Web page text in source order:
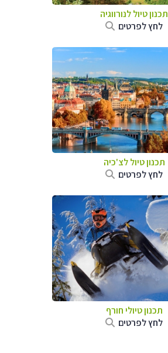
תכנון טיול לנורווגיה
לחץ לפרטים
תכנון טיול לצ'כיה
לחץ לפרטים
תכנון טיולי חורף
לחץ לפרטים